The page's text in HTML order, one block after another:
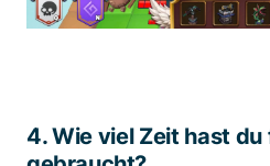
4. Wie viel Zeit hast